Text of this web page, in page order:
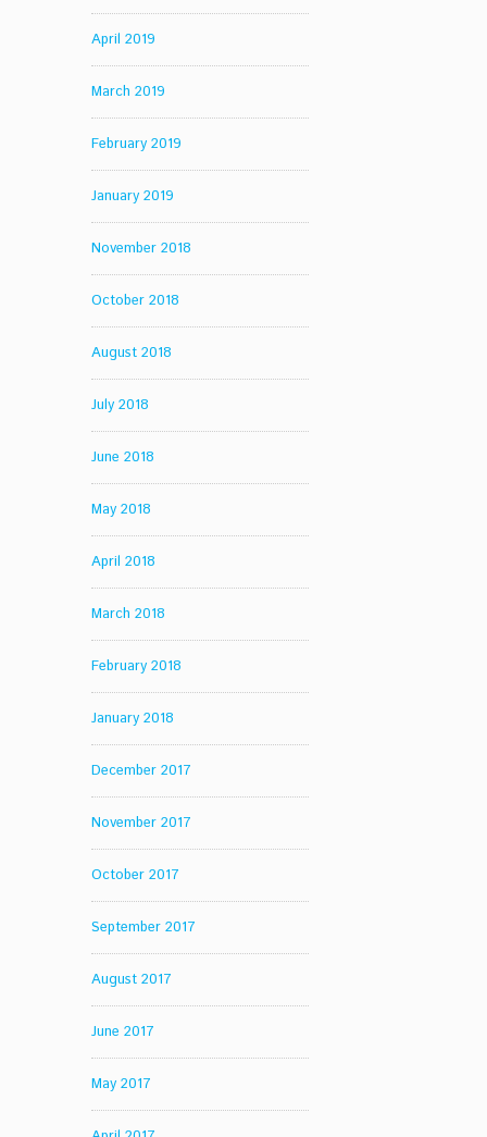
April 2019
March 2019
February 2019
January 2019
November 2018
October 2018
August 2018
July 2018
June 2018
May 2018
April 2018
March 2018
February 2018
January 2018
December 2017
November 2017
October 2017
September 2017
August 2017
June 2017
May 2017